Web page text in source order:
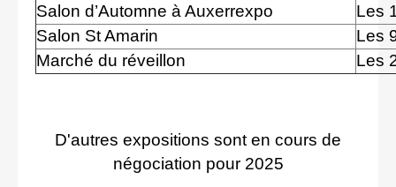
Salon d’Automne à Auxerrexpo
Les
Salon St Amarin
Les
Marché du réveillon
Les
D'autres expositions sont en cours de
négociation pour 2025